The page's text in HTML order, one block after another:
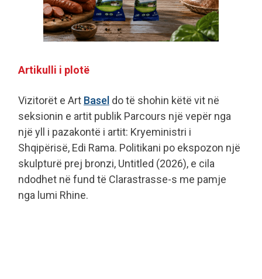
Artikulli i plotë
Vizitorët e Art Basel do të shohin këtë vit në
seksionin e artit publik Parcours një vepër nga
një yll i pazakontë i artit: Kryeministri i
Shqipërisë, Edi Rama. Politikani po ekspozon një
skulpturë prej bronzi, Untitled (2026), e cila
ndodhet në fund të Clarastrasse-s me pamje
nga lumi Rhine.